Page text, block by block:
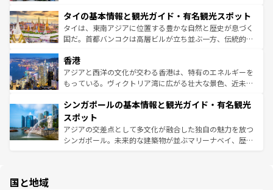
リティに包まれながら、韓国の多彩な魅力を心ゆくまで味
わってみてほしい。 なお、新着の韓国情報はコンテンツ一
覧を参照してほしい。
急速な発展と共に伝統が息づく。ハノイの古い町並みやホ
ーチミン市のフランス統治時代の建物も、独特の雰囲気を
醸し出している。また、バラエティの豊かさとおいしさで
とつ。フォーやバインミー、ベトナムコーヒーなどは、ぜ
ひ現地で味わいたい。どの地域を訪れてもあたたかい人々
が旅行者を迎えてくれるので、きっと忘れられない旅にな
参照してほしい。
タイの基本情報と観光ガイド・有名観光スポット
タイは、東南アジアに位置する豊かな自然と歴史が息づく
国だ。首都バンコクは高層ビルが立ち並ぶ一方、伝統的な
の活気が交差している。北部ではチェンマイなどの山岳地
帯で自然と触れ合い、南部ではプーケットやクラビの美し
いビーチでリゾート気分を楽しむことができる。タイ料理
激する。気候は一年中温暖で、どの季節にも異なる楽しみ
が待っている。親しみやすいタイの人々、仏教を中心とし
た文化、そして多様な観光資源が、訪れる旅人を魅了し続
ける。 なお、新着のタイ情報はコンテンツ一覧を参照して
香港
アジアと西洋の文化が交わる香港は、特有のエネルギーを
もっている。ヴィクトリア湾に広がる壮大な景色、近未来
み、どこを訪れても感動するはず。観光スポットが密集し
ており、効率よく見どころを回れるのも魅力。息をのむよ
うな絶景から文化的な体験まで、香港を存分に楽しみ尽く
そう。 なお、新着の香港情報はコンテンツ一覧を参照して
シンガポールの基本情報と観光ガイド・有名観光
スポット
アジアの交差点として多文化が融合した独自の魅力を放つ
シンガポール。未来的な建築物が並ぶマリーナベイ、歴史
国と地域